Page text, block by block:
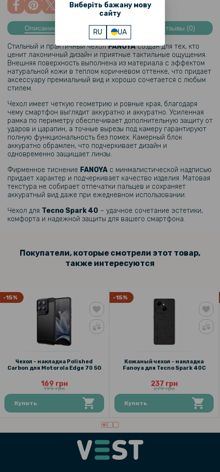
Виберіть бажану мову
сайту
RU UA
195 грн
Защитное стекло Full Screen Tempered Glass для Tecno Spark 40
101 грн
119 грн
Защитное стекло на камеру Tempered Glass для Tecno Spark 40
195 грн
229 грн
Прозрачный силиконовый чехол для Tecno Spark 40 4G с
усиленными углами
Описание Характеристики Отзывы (0)
Стильный и практичный чехолFANOYAсоздан для тех, кто
ценит лаконичный дизайн и приятные тактильные ощущения.
Внешняя поверхность выполнена из материала с эффектом
натуральной кожи в теплом коричневом оттенке, что придает
аксессуару премиальный вид и хорошо сочетается с любым
стилем.
Чехол имеет четкую геометрию и ровные края, благодаря
чему смартфон выглядит аккуратно и аккуратно. Усиленная
рамка по периметру обеспечивает дополнительную защиту от
ударов и царапин, а точные вырезы под камеру гарантируют
полную функциональность без помех. Камерный блок
аккуратно обрамлен, что подчеркивает дизайн и
одновременно защищает линзы.
Фирменное тиснение FANOYA с минмалистической надписью
придает характер и подчеркивает качество изделия. Матовая
текстура не собирает отпечатки пальцев и сохраняет
аккуратный вид даже при ежедневном использовании.
Чехол для Tecno Spark 40 – удачное сочетание эстетики,
комфорта и надежной защиты для вашего смартфона.
Покупатели, которые смотрели этот товар,
также интересуются
-15%
Чехол - накладка Polished
Carbon для Motorola Edge 70 5G
169 грн
199 грн
Купить
-15%
Кожаный чехол - накладка
Fanoya для Tecno Spark 40C
237 грн
279 грн
Купить